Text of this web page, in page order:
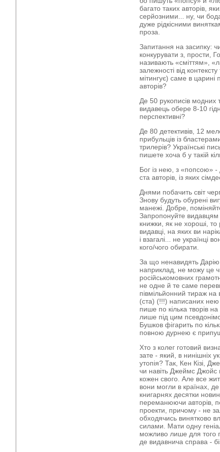
багато таких авторів,
серйозними... ну, чи
дуже рідкісними
проза.
Запитання на засипку:
конкурувати з, прости,
називають «сміттям»,
залежності від
мітингує) саме в царині
авторів?
Де 50 рукописів модних
видавець обере 8-10
перспективні?
Де 80 детективів, 12
прибульців із
трилерів? Українські
пишете хоча б у такій
Бог із нею, з «попсою» -
ста авторів, із яких
Днями побачить світ
Знову будуть обурені
манежі. Добре,
Запропонуйте видавцям
книжки, як не хороші, то
видавці, на яких ви
і взагалі... не українці
кого/чого обирати.
За що ненавидять
наприклад, не можу це
російськомовних
не одне й те саме
півмільйонний тираж
(ста) (!!!) написаних
пише по кілька творів
лише під цим
Бушков фігарить по
повною дурнею є
Хто з колег готовий
зате - який, в нинішніх
утопія? Так, Кен Кізі,
чи навіть Джеймс Джойс
кожен свого. Але все
вони могли в країнах,
книгарнях десятки
переманюючи авторів,
проекти, причому - не
обходячись винятково
силами. Мати одну
можливо лише для того
де видавнича справа -